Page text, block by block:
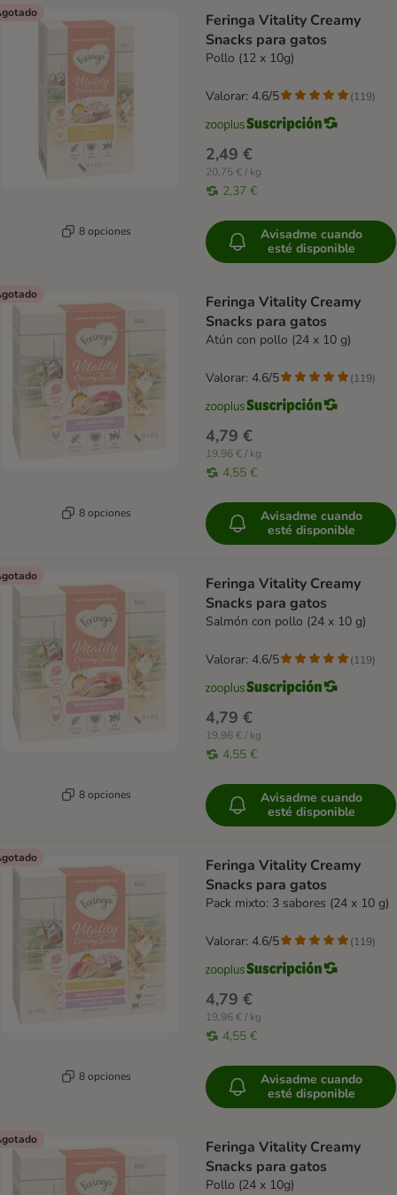
8 opciones
Feringa Vitality Creamy
Snacks para gatos
Pollo (12 x 10g)
2,49 €
20,75 € / kg
2,37 €
Valorar: 4.6/5 (119)
Avisadme cuando
esté disponible
8 opciones
Feringa Vitality Creamy
Snacks para gatos
Atún con pollo (24 x 10 g)
4,79 €
19,96 € / kg
4,55 €
Valorar: 4.6/5 (119)
Avisadme cuando
esté disponible
8 opciones
Feringa Vitality Creamy
Snacks para gatos
Salmón con pollo (24 x 10 g)
4,79 €
19,96 € / kg
4,55 €
Valorar: 4.6/5 (119)
Avisadme cuando
esté disponible
8 opciones
Feringa Vitality Creamy
Snacks para gatos
Pack mixto: 3 sabores (24 x 10 g)
4,79 €
19,96 € / kg
4,55 €
Valorar: 4.6/5 (119)
Avisadme cuando
esté disponible
Feringa Vitality Creamy
Snacks para gatos
Pollo (24 x 10g)